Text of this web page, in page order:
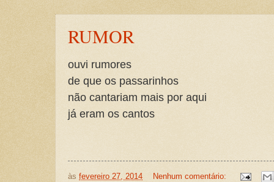
RUMOR
ouvi rumores
de que os passarinhos
não cantariam mais por aqui
já eram os cantos
às fevereiro 27, 2014 Nenhum comentário: